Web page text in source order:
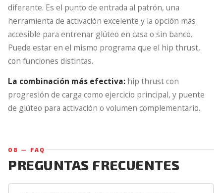
diferente. Es el punto de entrada al patrón, una
herramienta de activación excelente y la opción más
accesible para entrenar glúteo en casa o sin banco.
Puede estar en el mismo programa que el hip thrust,
con funciones distintas.
La combinación más efectiva: hip thrust con
progresión de carga como ejercicio principal, y puente
de glúteo para activación o volumen complementario.
08 — FAQ
PREGUNTAS FRECUENTES